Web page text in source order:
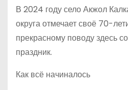
В 2024 году село Акжол
округа отмечает своё 70-
прекрасному поводу здесь
праздник.
Как всё начиналось